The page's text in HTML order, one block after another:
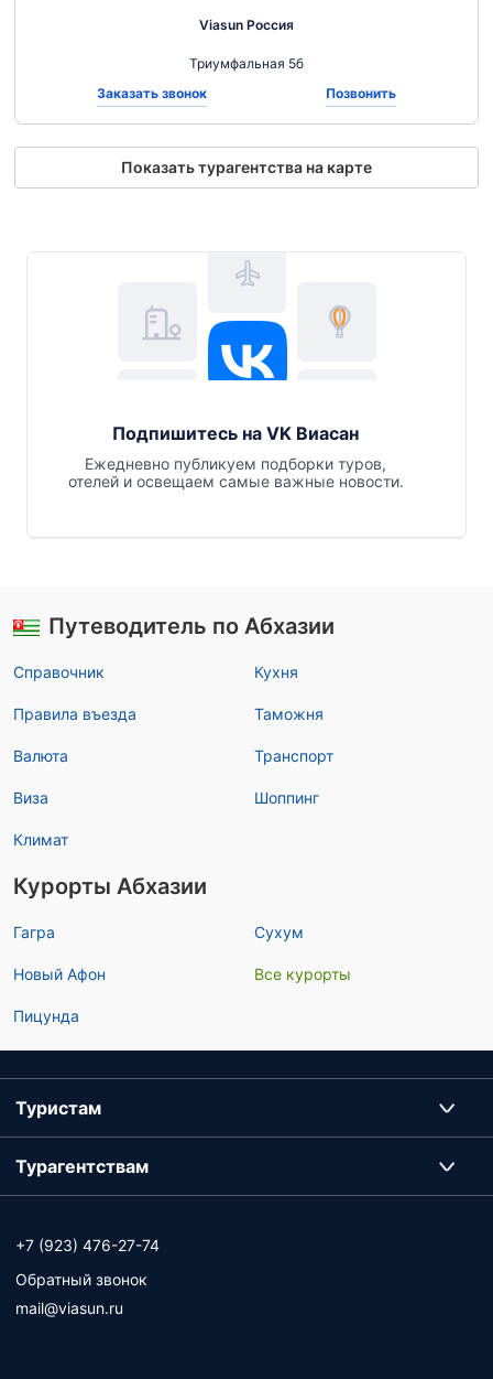
Viasun Россия
Триумфальная 5б
Заказать звонок
Позвонить
Показать турагентства на карте
Подпишитесь на VK Виасан
Ежедневно публикуем подборки туров,
отелей и освещаем самые важные новости.
Путеводитель по Абхазии
Справочник
Правила въезда
Валюта
Виза
Климат
Кухня
Таможня
Транспорт
Шоппинг
Курорты Абхазии
Гагра
Новый Афон
Пицунда
Сухум
Все курорты
Туристам
Турагентствам
+7 (923) 476-27-74
Обратный звонок
mail@viasun.ru